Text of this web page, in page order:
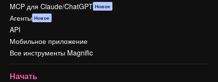
MCP для Claude/ChatGPT Новое
Агенты Новое
API
Мобильное приложение
Все инструменты Magnific
Начать